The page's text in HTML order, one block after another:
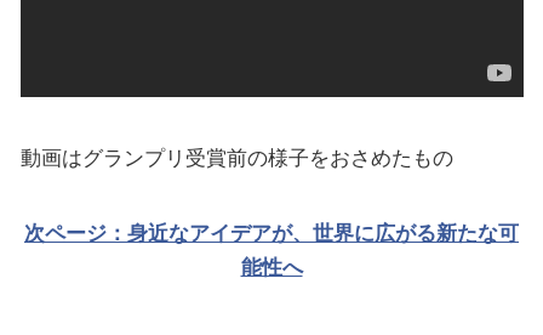
動画はグランプリ受賞前の様子をおさめたもの
次ページ：身近なアイデアが、世界に広がる新たな可
能性へ